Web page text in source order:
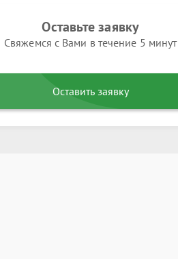
Оставьте заявку
Свяжемся с Вами в течение 5 минут
Оставить заявку